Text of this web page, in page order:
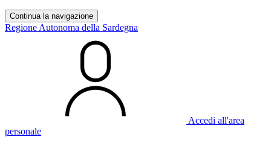
Continua la navigazione
Regione Autonoma della Sardegna
Accedi all'area
personale